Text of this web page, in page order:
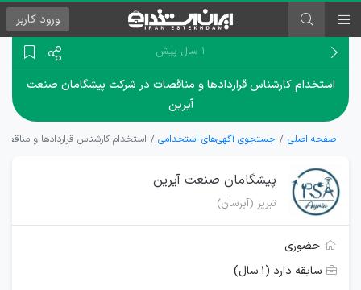
ورود کاربر
۱ سال پیش
استخدام كارشناس قراردادها و مناقصات در شرکت پیشگامان صنعت
آیرین
صفحه اصلی جستجوی آگهی‌های استخدامی استخدام كارشناس قراردادها و
پیشگامان صنعت آیرین
تبریز (آبرسان)
حضوری
سابقه دارد (۱ سال)